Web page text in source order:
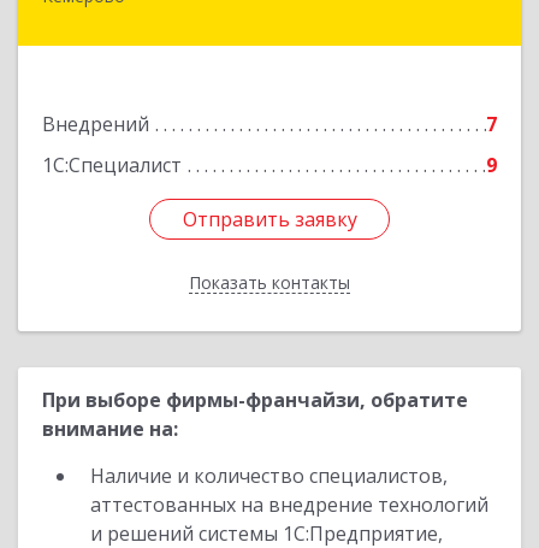
Внедрений
7
1С:Специалист
9
Отправить заявку
Показать контакты
Отправить заявку
Назад
При выборе фирмы-франчайзи, обратите
внимание на:
Наличие и количество специалистов,
аттестованных на внедрение технологий
и решений системы 1С:Предприятие,